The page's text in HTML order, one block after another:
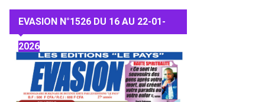
EVASION N°1526 DU 16 AU 22-01-
2026